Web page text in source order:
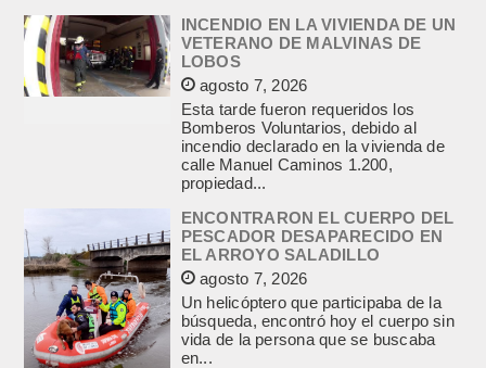
INCENDIO EN LA VIVIENDA DE UN
VETERANO DE MALVINAS DE
LOBOS
agosto 7, 2026
Esta tarde fueron requeridos los
Bomberos Voluntarios, debido al
incendio declarado en la vivienda de
calle Manuel Caminos 1.200,
propiedad...
ENCONTRARON EL CUERPO DEL
PESCADOR DESAPARECIDO EN
EL ARROYO SALADILLO
agosto 7, 2026
Un helicóptero que participaba de la
búsqueda, encontró hoy el cuerpo sin
vida de la persona que se buscaba
en...